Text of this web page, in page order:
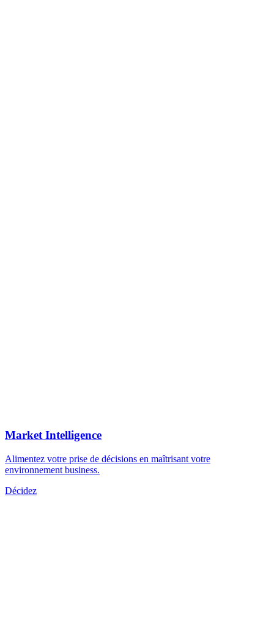
Market Intelligence
Alimentez votre prise de décisions en maîtrisant votre
environnement business.
Décidez